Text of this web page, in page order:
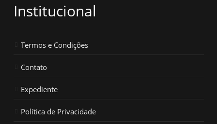
Institucional
Termos e Condições
Contato
Expediente
Política de Privacidade